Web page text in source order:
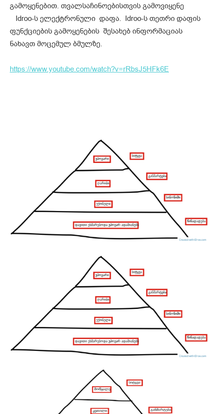
გამოყენებით. თვალსაჩინოებისთვის გამოვიყენე
Idroo-ს ელექტრონული დაფა. Idroo-ს თეთრი დაფის
ფუნქციების გამოყენების შესახებ ინფორმაციას
ნახავთ მოცემულ ბმულზე.
https://www.youtube.com/watch?v=rRbsJ5HFk6E